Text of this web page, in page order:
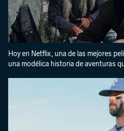
Hoy en Netflix, una de las mejores
una modélica historia de aventuras